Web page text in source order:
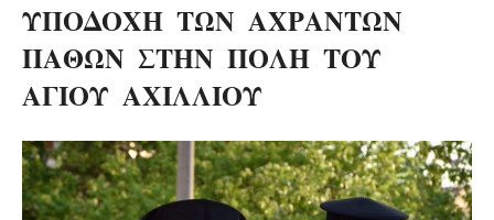
ΥΠΟΔΟΧΗ ΤΩΝ ΑΧΡΑΝΤΩΝ
ΠΑΘΩΝ ΣΤΗΝ ΠΟΛΗ ΤΟΥ
ΑΓΙΟΥ ΑΧΙΛΛΙΟΥ